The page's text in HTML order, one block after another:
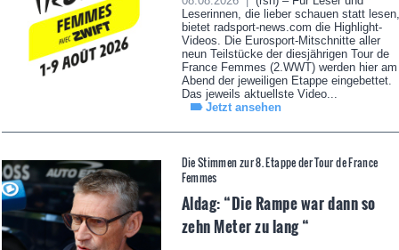
Leserinnen, die lieber schauen statt lesen,
bietet radsport-news.com die Highlight-
Videos. Die Eurosport-Mitschnitte aller
neun Teilstücke der diesjährigen Tour de
France Femmes (2.WWT) werden hier am
Abend der jeweiligen Etappe eingebettet.
Das jeweils aktuellste Video...
Jetzt ansehen
Die Stimmen zur 8. Etappe der Tour de France
Femmes
Aldag: “Die Rampe war dann so
zehn Meter zu lang “